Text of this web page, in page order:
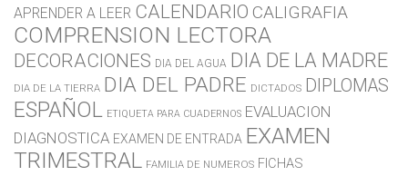
APRENDER A LEER CALENDARIO CALIGRAFIA
COMPRENSION LECTORA
DECORACIONES DIA DEL AGUA DIA DE LA MADRE
DIA DE LA TIERRA DIA DEL PADRE DICTADOS DIPLOMAS
ESPAÑOL ETIQUETA PARA CUADERNOS EVALUACION
DIAGNOSTICA EXAMEN DE ENTRADA EXAMEN
TRIMESTRAL FAMILIA DE NUMEROS FICHAS